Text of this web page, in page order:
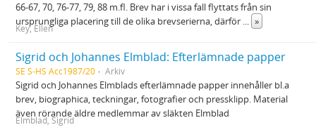
66-67, 70, 76-77, 79, 88 m.fl. Brev har i vissa fall flyttats från sin
ursprungliga placering till de olika brevserierna, därför ... »
Key, Ellen
Sigrid och Johannes Elmblad: Efterlämnade papper
SE S-HS Acc1987/20 Arkiv
Sigrid och Johannes Elmblads efterlämnade papper innehåller bl.a
brev, biographica, teckningar, fotografier och pressklipp. Material
även rörande äldre medlemmar av släkten Elmblad
Elmblad, Sigrid